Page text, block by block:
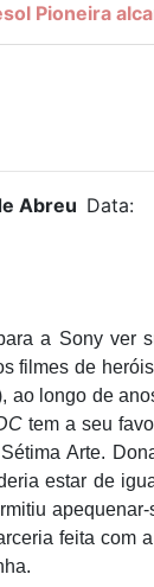
Pioneira
Abreu Data:
a Sony ver
filmes de
ao longo de
tem a seu
Arte.
estar de
feita com a